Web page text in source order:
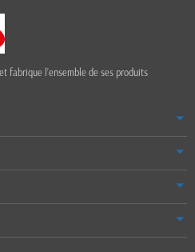
fabrique l’ensemble de ses produits